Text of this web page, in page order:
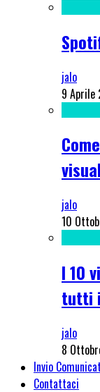
jalo
9 Aprile
jalo
10
I 10
tutti
jalo
8
Invio
Contattaci